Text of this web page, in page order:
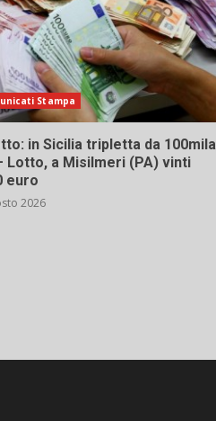
Stampa
in Sicilia tripletta da 100mila
Lotto, a Misilmeri (PA) vinti
euro
2026